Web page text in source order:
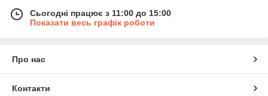
Сьогодні працює з 11:00 до 15:00
Показати весь графік роботи
Про нас
Контакти